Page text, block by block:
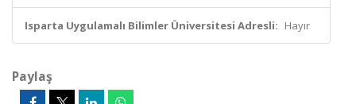
Isparta Uygulamalı Bilimler Üniversitesi Adresli: Hayır
Paylaş